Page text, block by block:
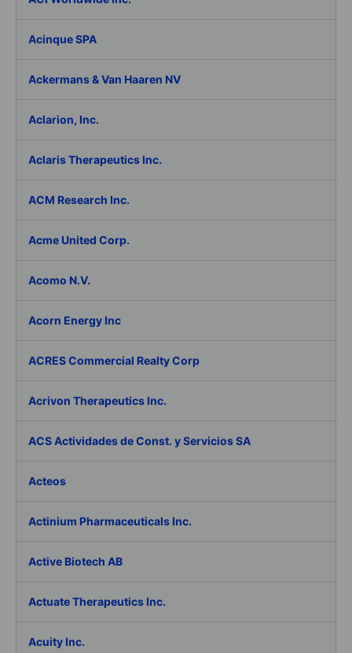
Acinque SPA
Ackermans & Van Haaren NV
Aclarion, Inc.
Aclaris Therapeutics Inc.
ACM Research Inc.
Acme United Corp.
Acomo N.V.
Acorn Energy Inc
ACRES Commercial Realty Corp
Acrivon Therapeutics Inc.
ACS Actividades de Const. y Servicios SA
Acteos
Actinium Pharmaceuticals Inc.
Active Biotech AB
Actuate Therapeutics Inc.
Acuity Inc.